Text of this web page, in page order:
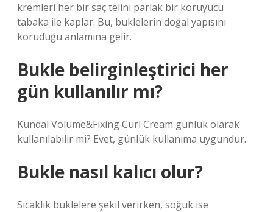
kremleri her bir saç telini parlak bir koruyucu
tabaka ile kaplar. Bu, buklelerin doğal yapısını
koruduğu anlamına gelir.
Bukle belirginleştirici her
gün kullanılır mı?
Kundal Volume&Fixing Curl Cream günlük olarak
kullanılabilir mi? Evet, günlük kullanıma uygundur.
Bukle nasıl kalıcı olur?
Sıcaklık buklelere şekil verirken, soğuk ise